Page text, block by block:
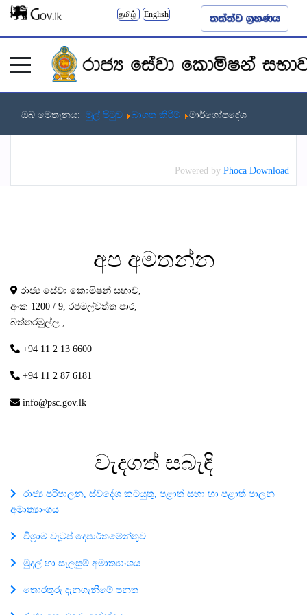
தமிழ் English
ඔබ මෙතැනය: මුල් පිටුව බාගත කිරීම් මාර්ගෝපදේශ
Powered by Phoca Download
අප අමතන්න
රාජ්‍ය සේවා කොමිෂන් සභාව,
අංක 1200 / 9, රජමල්වත්ත පාර,
බත්තරමුල්ල.,
+94 11 2 13 6600
+94 11 2 87 6181
info@psc.gov.lk
වැදගත් සබැඳි
රාජ්‍ය පරිපාලන, ස්වදේශ කටයුතු, පළාත් සභා හා පළාත් පාලන
අමාත්‍යාංශය
විශ්‍රාම වැටුප් දෙපාර්තමේන්තුව
මුදල් හා සැලසුම් අමාත්‍යාංශය
තොරතුරු දැනගැනීමේ පනත